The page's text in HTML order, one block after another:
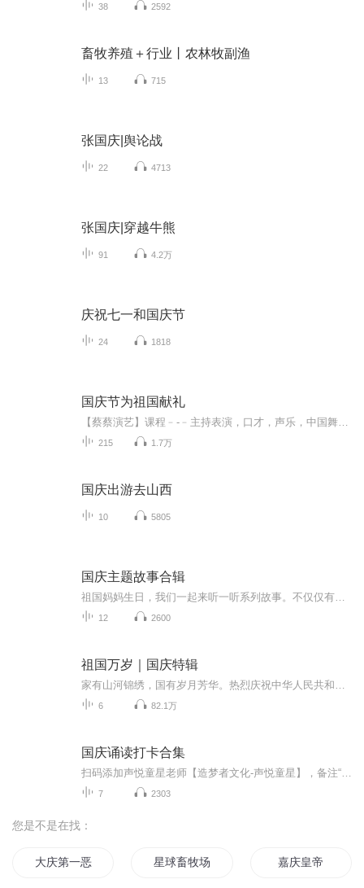
38 2592
畜牧养殖＋行业丨农林牧副渔
13 715
张国庆|舆论战
22 4713
张国庆|穿越牛熊
91 4.2万
庆祝七一和国庆节
24 1818
国庆节为祖国献礼
215 1.7万
国庆出游去山西
10 5805
国庆主题故事合辑
12 2600
祖国万岁｜国庆特辑
6 82.1万
国庆诵读打卡合集
7 2303
您是不是在找：
大庆第一恶 星球畜牧场 嘉庆皇帝